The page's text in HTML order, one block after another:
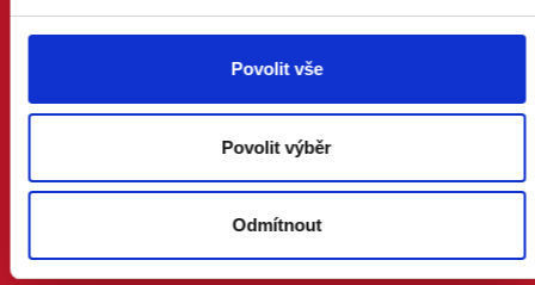
Povolit vše
Povolit výběr
Odmítnout
DŮVODY A ODPOVĚDI
PRÁVNÍ PORADNA
NÁZORY ODBORNÍKŮ A ODBORNIC
KONTAKT A MÉDIA
ONLINE PETICE
FÉR MĚSTA A OBCE